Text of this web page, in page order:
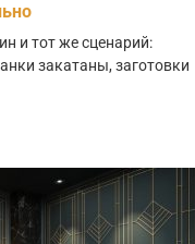
и тот же сценарий:
закатаны, заготовки